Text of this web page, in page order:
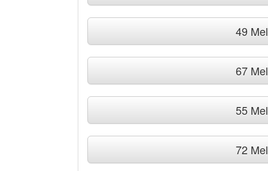
49
67
55
72